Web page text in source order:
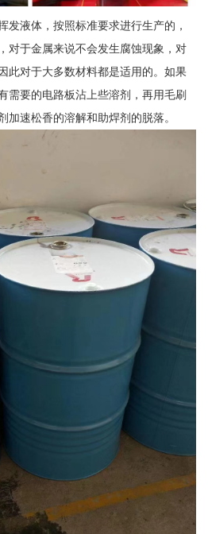
发液体，按照标准要求进行生产的，
对于金属来说不会发生腐蚀现象，对
此对于大多数材料都是适用的。如果
需要的电路板沾上些溶剂，再用毛刷
加速松香的溶解和助焊剂的脱落。